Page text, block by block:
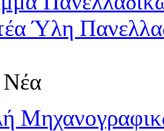
Ύλη
Νέα